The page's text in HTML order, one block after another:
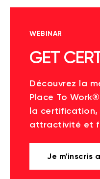
WEBINAR
GET
Découvrez la
Place To
la
attractivité et
Je m'inscris